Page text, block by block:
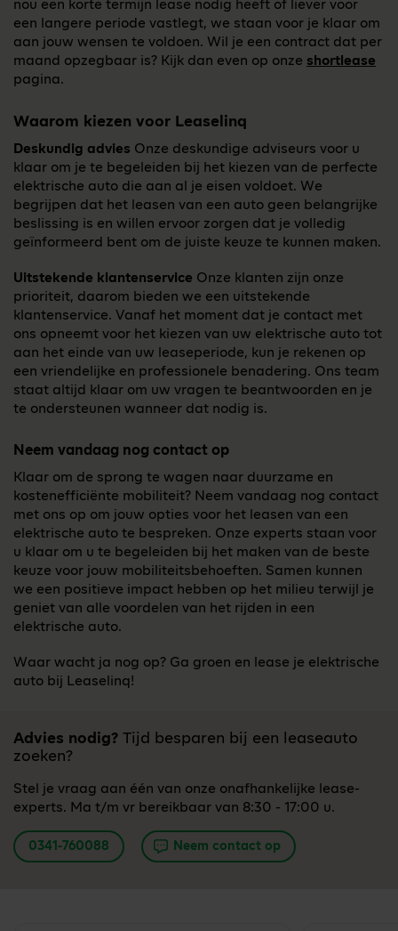
nou een korte termijn lease nodig heeft of liever voor
een langere periode vastlegt, we staan voor je klaar om
aan jouw wensen te voldoen. Wil je een contract dat per
maand opzegbaar is? Kijk dan even op onze shortlease
pagina.
Waarom kiezen voor Leaselinq
Deskundig advies Onze deskundige adviseurs voor u
klaar om je te begeleiden bij het kiezen van de perfecte
elektrische auto die aan al je eisen voldoet. We
begrijpen dat het leasen van een auto geen belangrijke
beslissing is en willen ervoor zorgen dat je volledig
geïnformeerd bent om de juiste keuze te kunnen maken.
Uitstekende klantenservice Onze klanten zijn onze
prioriteit, daarom bieden we een uitstekende
klantenservice. Vanaf het moment dat je contact met
ons opneemt voor het kiezen van uw elektrische auto tot
aan het einde van uw leaseperiode, kun je rekenen op
een vriendelijke en professionele benadering. Ons team
staat altijd klaar om uw vragen te beantwoorden en je
te ondersteunen wanneer dat nodig is.
Neem vandaag nog contact op
Klaar om de sprong te wagen naar duurzame en
kostenefficiënte mobiliteit? Neem vandaag nog contact
met ons op om jouw opties voor het leasen van een
elektrische auto te bespreken. Onze experts staan voor
u klaar om u te begeleiden bij het maken van de beste
keuze voor jouw mobiliteitsbehoeften. Samen kunnen
we een positieve impact hebben op het milieu terwijl je
geniet van alle voordelen van het rijden in een
elektrische auto.
Waar wacht ja nog op? Ga groen en lease je elektrische
auto bij Leaselinq!
Advies nodig? Tijd besparen bij een leaseauto
zoeken?
Stel je vraag aan één van onze onafhankelijke lease-
experts. Ma t/m vr bereikbaar van 8:30 - 17:00 u.
0341-760088 Neem contact op